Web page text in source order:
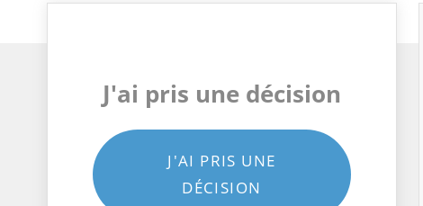
J'ai pris une décision
J'AI PRIS UNE
DÉCISION